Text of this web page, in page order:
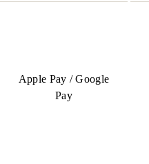
Apple Pay / Google
Pay